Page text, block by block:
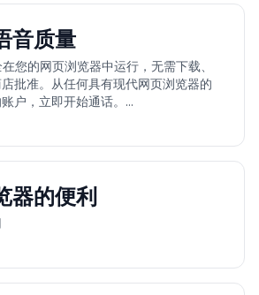
音质量
您的网页浏览器中运行，无需下载、
批准。从任何具有现代网页浏览器的
户，立即开始通话。...
器的便利